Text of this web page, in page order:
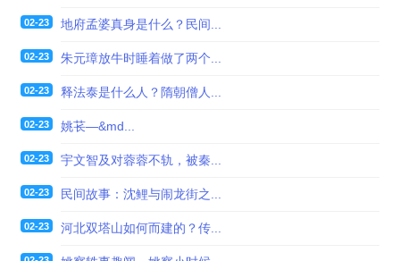
02-23 地府孟婆真身是什么？民间...
02-23 朱元璋放牛时睡着做了两个...
02-23 释法泰是什么人？隋朝僧人...
02-23 姚苌—&md...
02-23 宇文智及对蓉蓉不轨，被秦...
02-23 民间故事：沈鲤与闹龙街之...
02-23 河北双塔山如何而建的？传...